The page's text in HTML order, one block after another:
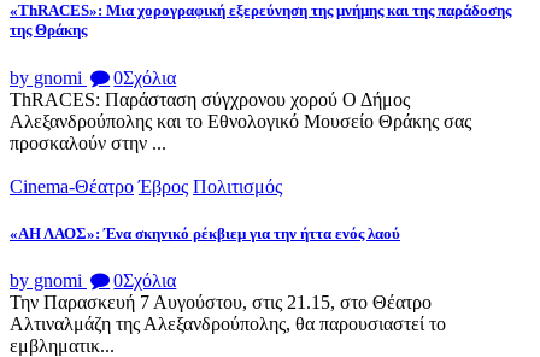
«ThRACES»: Μια χορογραφική εξερεύνηση της μνήμης και της παράδοσης
της Θράκης
by gnomi 0Σχόλια
ThRACES: Παράσταση σύγχρονου χορού Ο Δήμος
Αλεξανδρούπολης και το Εθνολογικό Μουσείο Θράκης σας
προσκαλούν στην ...
Cinema-Θέατρο Έβρος Πολιτισμός
«ΑΗ ΛΑΟΣ»: Ένα σκηνικό ρέκβιεμ για την ήττα ενός λαού
by gnomi 0Σχόλια
Την Παρασκευή 7 Αυγούστου, στις 21.15, στο Θέατρο
Αλτιναλμάζη της Αλεξανδρούπολης, θα παρουσιαστεί το
εμβληματικ...